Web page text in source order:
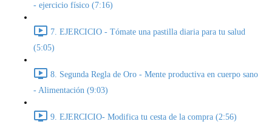
- ejercicio físico (7:16)
7. EJERCICIO - Tómate una pastilla diaria para tu salud
(5:05)
8. Segunda Regla de Oro - Mente productiva en cuerpo sano
- Alimentación (9:03)
9. EJERCICIO- Modifica tu cesta de la compra (2:56)